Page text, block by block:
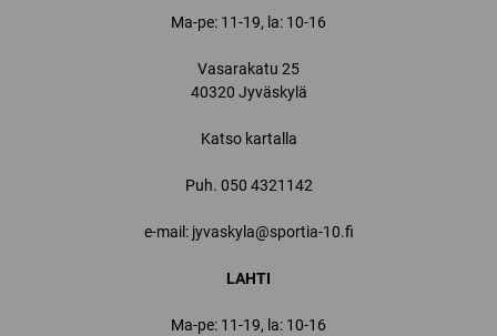
Ma-pe: 11-19, la: 10-16
Vasarakatu 25
40320 Jyväskylä
Katso kartalla
Puh. 050 4321142
e-mail: jyvaskyla@sportia-10.fi
LAHTI
Ma-pe: 11-19, la: 10-16